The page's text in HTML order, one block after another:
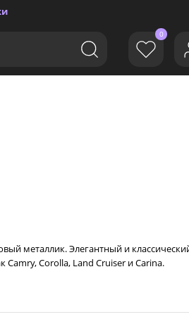
0
металлик. Элегантный и
Corolla, Land Cruiser и Carina.